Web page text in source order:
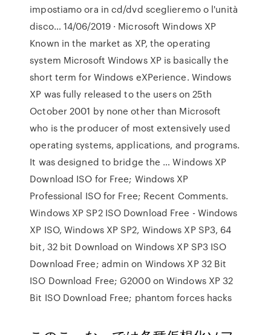
impostiamo ora in cd/dvd sceglieremo o l'unità
disco… 14/06/2019 · Microsoft Windows XP
Known in the market as XP, the operating
system Microsoft Windows XP is basically the
short term for Windows eXPerience. Windows
XP was fully released to the users on 25th
October 2001 by none other than Microsoft
who is the producer of most extensively used
operating systems, applications, and programs.
It was designed to bridge the … Windows XP
Download ISO for Free; Windows XP
Professional ISO for Free; Recent Comments.
Windows XP SP2 ISO Download Free - Windows
XP ISO, Windows XP SP2, Windows XP SP3, 64
bit, 32 bit Download on Windows XP SP3 ISO
Download Free; admin on Windows XP 32 Bit
ISO Download Free; G2000 on Windows XP 32
Bit ISO Download Free; phantom forces hacks